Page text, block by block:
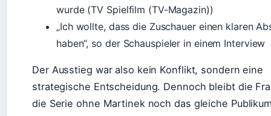
wurde (TV Spielfilm (TV-Magazin))
„Ich wollte, dass die Zuschauer einen klaren
haben“, so der Schauspieler in einem Interview
Der Ausstieg war also kein Konflikt, sondern eine
strategische Entscheidung. Dennoch bleibt die
die Serie ohne Martinek noch das gleiche